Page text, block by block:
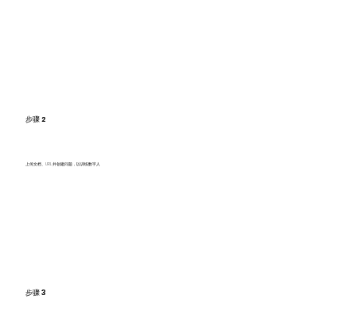
步骤 2
上传文档、URL 并创建问题，以训练数字人
步骤 3